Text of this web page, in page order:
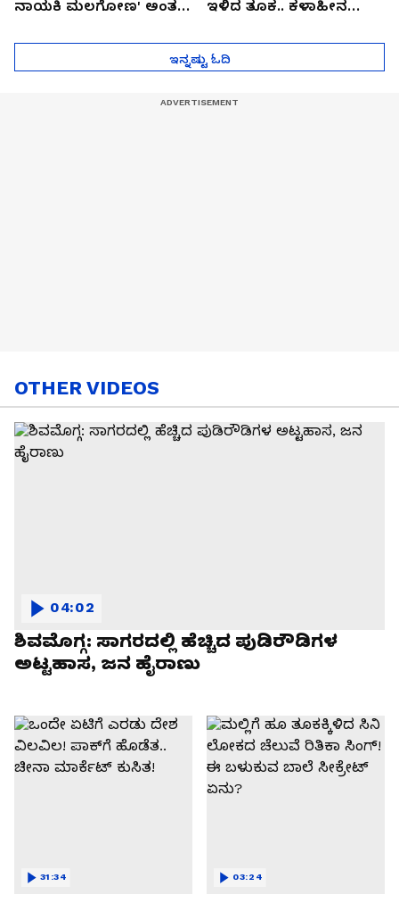
ನಾಯಕಿ ಮಲಗೋಣ' ಅಂತ
ಇಳಿದ ತೂಕ.. ಕಳಾಹೀನ
ಇನ್ನಷ್ಟು ಓದಿ
OTHER VIDEOS
ಶಿವಮೊಗ್ಗ: ಸಾಗರದಲ್ಲಿ ಹೆಚ್ಚಿದ ಪುಡಿರೌಡಿಗಳ
ಅಟ್ಟಹಾಸ, ಜನ ಹೈರಾಣು
04:02
31:34 03:24